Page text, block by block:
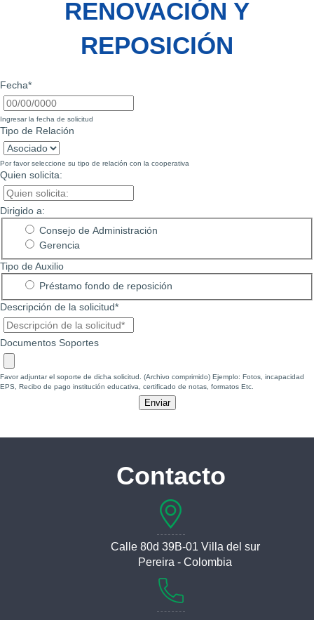
RENOVACIÓN Y
REPOSICIÓN
Fecha*
Ingresar la fecha de solicitud
Tipo de Relación
Por favor seleccione su tipo de relación con la cooperativa
Quien solicita:
Dirigido a:
Consejo de Administración
Gerencia
Tipo de Auxilio
Préstamo fondo de reposición
Descripción de la solicitud*
Documentos Soportes
Favor adjuntar el soporte de dicha solicitud. (Archivo comprimido) Ejemplo: Fotos, incapacidad
EPS, Recibo de pago institución educativa, certificado de notas, formatos Etc.
Enviar
Contacto
Calle 80d 39B-01 Villa del sur
Pereira - Colombia